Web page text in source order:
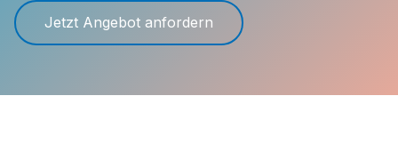
Jetzt Angebot anfordern